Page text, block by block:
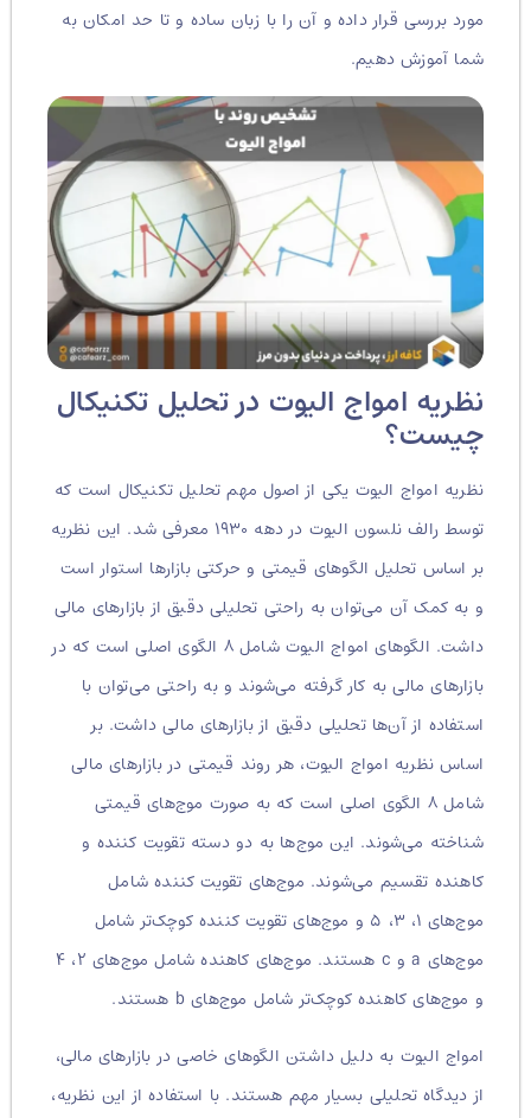
مورد بررسی قرار داده و آن را با زبان ساده و تا حد امکان به
شما آموزش دهیم.
نظریه امواج الیوت در تحلیل تکنیکال
چیست؟
نظریه امواج الیوت یکی از اصول مهم تحلیل تکنیکال است که
توسط رالف نلسون الیوت در دهه ۱۹۳۰ معرفی شد. این نظریه
بر اساس تحلیل الگوهای قیمتی و حرکتی بازارها استوار است
و به کمک آن می‌توان به راحتی تحلیلی دقیق از بازارهای مالی
داشت. الگوهای امواج الیوت شامل ۸ الگوی اصلی است که در
بازارهای مالی به کار گرفته می‌شوند و به راحتی می‌توان با
استفاده از آن‌ها تحلیلی دقیق از بازارهای مالی داشت. بر
اساس نظریه امواج الیوت، هر روند قیمتی در بازارهای مالی
شامل ۸ الگوی اصلی است که به صورت موج‌های قیمتی
شناخته می‌شوند. این موج‌ها به دو دسته تقویت کننده و
کاهنده تقسیم می‌شوند. موج‌های تقویت کننده شامل
موج‌های ۱، ۳، ۵ و موج‌های تقویت کننده کوچک‌تر شامل
موج‌های a و c هستند. موج‌های کاهنده شامل موج‌های ۲، ۴
و موج‌های کاهنده کوچک‌تر شامل موج‌های b هستند.
امواج الیوت به دلیل داشتن الگوهای خاصی در بازارهای مالی،
از دیدگاه تحلیلی بسیار مهم هستند. با استفاده از این نظریه،